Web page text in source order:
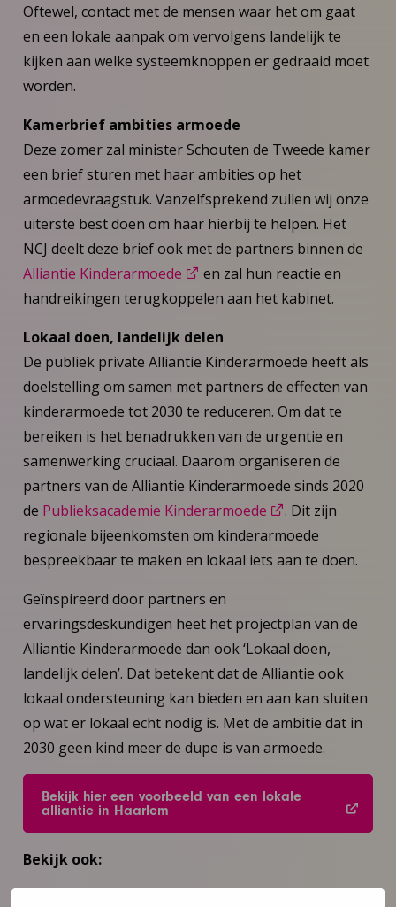
Oftewel, contact met de mensen waar het om gaat
en een lokale aanpak om vervolgens landelijk te
kijken aan welke systeemknoppen er gedraaid moet
worden.
Kamerbrief ambities armoede
Deze zomer zal minister Schouten de Tweede kamer
een brief sturen met haar ambities op het
armoedevraagstuk. Vanzelfsprekend zullen wij onze
uiterste best doen om haar hierbij te helpen. Het
NCJ deelt deze brief ook met de partners binnen de
Alliantie Kinderarmoede
en zal hun reactie en
handreikingen terugkoppelen aan het kabinet.
Lokaal doen, landelijk delen
De publiek private Alliantie Kinderarmoede heeft als
doelstelling om samen met partners de effecten van
kinderarmoede tot 2030 te reduceren. Om dat te
bereiken is het benadrukken van de urgentie en
samenwerking cruciaal. Daarom organiseren de
partners van de Alliantie Kinderarmoede sinds 2020
de Publieksacademie Kinderarmoede
. Dit zijn
regionale bijeenkomsten om kinderarmoede
bespreekbaar te maken en lokaal iets aan te doen.
Geïnspireerd door partners en
ervaringsdeskundigen heet het projectplan van de
Alliantie Kinderarmoede dan ook ‘Lokaal doen,
landelijk delen’. Dat betekent dat de Alliantie ook
lokaal ondersteuning kan bieden en aan kan sluiten
op wat er lokaal echt nodig is. Met de ambitie dat in
2030 geen kind meer de dupe is van armoede.
Bekijk hier een voorbeeld van een lokale
alliantie in Haarlem
Bekijk ook: